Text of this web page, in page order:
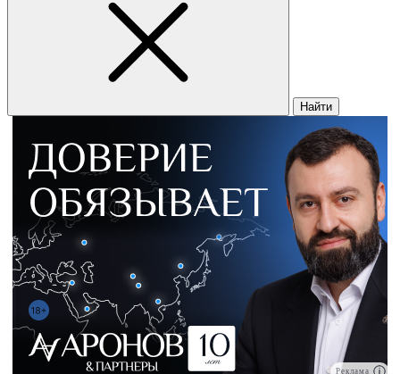
Найти
Реклама